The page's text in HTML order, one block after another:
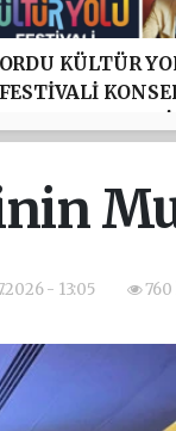
ORDU KÜLTÜR
FESTİVALİ
GÜRSOY
- 13:05 760